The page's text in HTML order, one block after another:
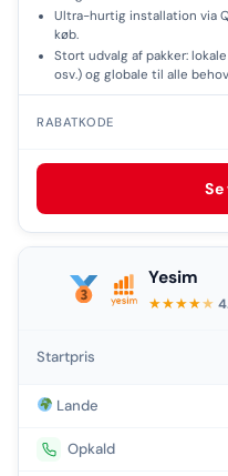
Ultra-hurtig installation via
køb.
Stort udvalg af pakker:
osv.) og globale til alle
RABATKODE
Yesim
★★★★★
Startpris
Lande
Opkald